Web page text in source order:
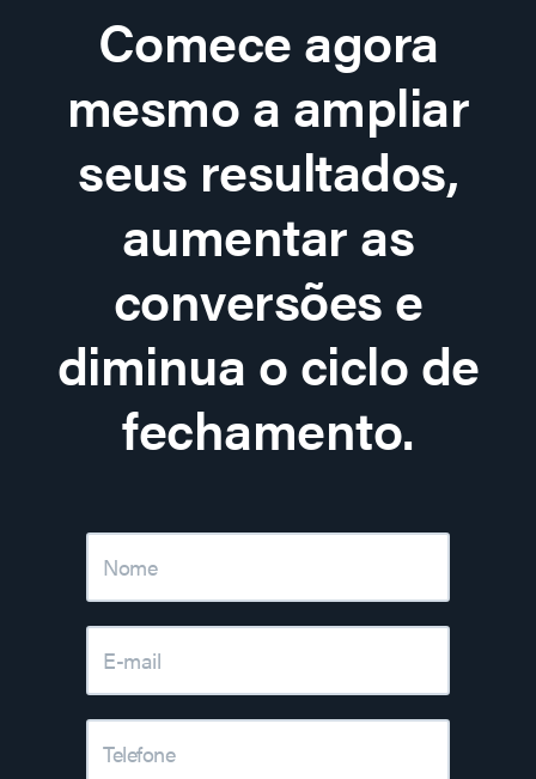
Comece agora
mesmo a ampliar
seus resultados,
aumentar as
conversões e
diminua o ciclo de
fechamento.